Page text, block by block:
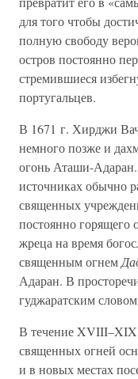
для того чтобы
полную свободу
остров постоянно
стремившиеся
португальцев.
В 1671 г. Хирджи
немного позже и
огонь Аташи-
источниках обычно
священных
постоянно горящего
жреца на время
священным огнем
Адаран. В
гуджаратским словом
В течение XVIII–XIX
священных огней
и в новых местах